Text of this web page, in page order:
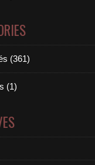
(361)
(1)